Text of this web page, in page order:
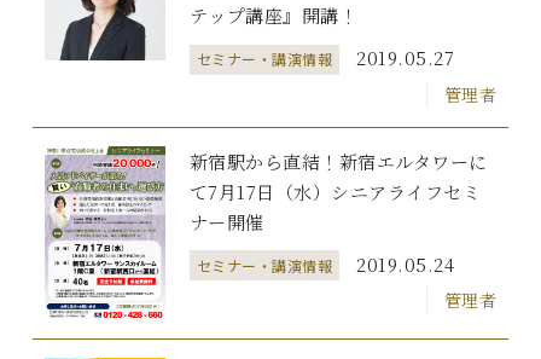
テップ講座』開講！
セミナー・講演情報 2019.05.27
管理者
新宿駅から直結！新宿エルタワーに
て7月17日（水）シニアライフセミ
ナー開催
セミナー・講演情報 2019.05.24
管理者